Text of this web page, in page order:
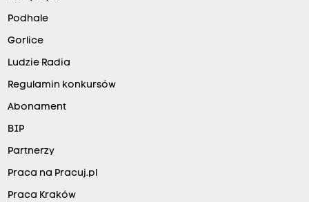
Podhale
Gorlice
Ludzie Radia
Regulamin konkursów
Abonament
BIP
Partnerzy
Praca na Pracuj.pl
Praca Kraków